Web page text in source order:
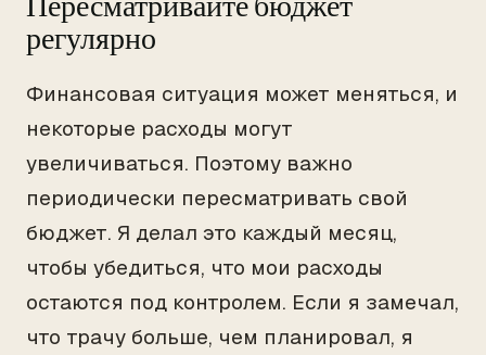
регулярно
Финансовая ситуация может меняться, и
некоторые расходы могут
увеличиваться. Поэтому важно
периодически пересматривать свой
бюджет. Я делал это каждый месяц,
чтобы убедиться, что мои расходы
остаются под контролем. Если я замечал,
что трачу больше, чем планировал, я